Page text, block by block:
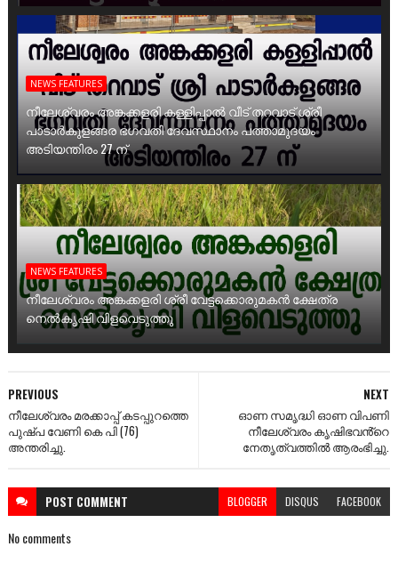
NEWS FEATURES
നീലേശ്വരം അങ്കക്കളരി കള്ളിപ്പാൽ വീട് തറവാട് ശ്രീ
പാടാർകുളങ്ങര ഭഗവതി ദേവസ്ഥാനം പത്താമുദയം
അടിയന്തിരം 27 ന്
NEWS FEATURES
നീലേശ്വരം അങ്കക്കളരി ശ്രീ വേട്ടക്കൊരുമകൻ ക്ഷേത്ര
നെൽകൃഷി വിളവെടുത്തു
NEXT
ഓണ സമൃദ്ധി ഓണ വിപണി
നീലേശ്വരം കൃഷിഭവൻ്റെ
നേതൃത്വത്തിൽ ആരംഭിച്ചു.
PREVIOUS
നീലേശ്വരം മരക്കാപ്പ് കടപ്പുറത്തെ
പുഷ്പ വേണി കെ പി (76)
അന്തരിച്ചു.
POST COMMENT BLOGGER DISQUS FACEBOOK
No comments